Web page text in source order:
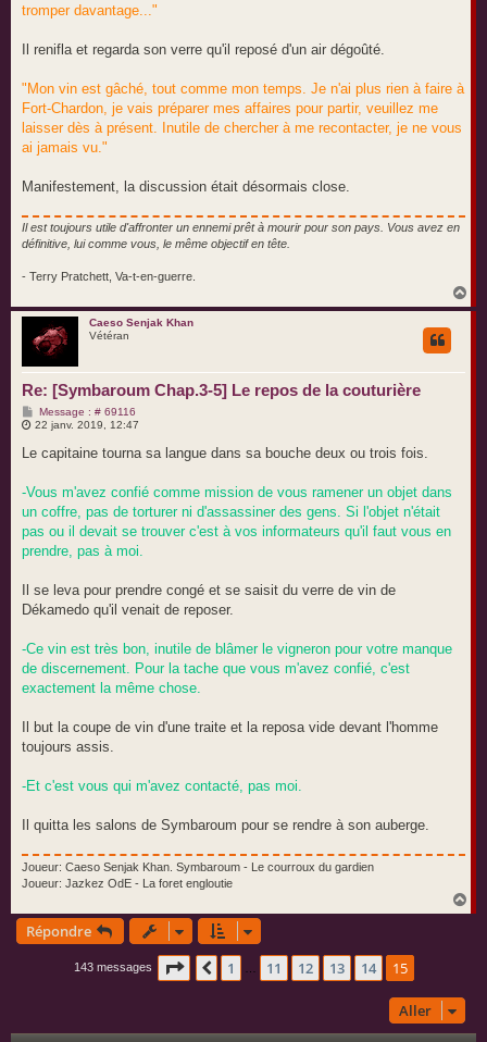
tromper davantage..."
Il renifla et regarda son verre qu'il reposé d'un air dégoûté.
"Mon vin est gâché, tout comme mon temps. Je n'ai plus rien à faire à
Fort-Chardon, je vais préparer mes affaires pour partir, veuillez me
laisser dès à présent. Inutile de chercher à me recontacter, je ne vous
ai jamais vu."
Manifestement, la discussion était désormais close.
Il est toujours utile d'affronter un ennemi prêt à mourir pour son pays. Vous avez en
définitive, lui comme vous, le même objectif en tête.
- Terry Pratchett, Va-t-en-guerre.
a
Caeso Senjak Khan
Vétéran
Re: [Symbaroum Chap.3-5] Le repos de la couturière
Message : # 69116M
e
s
e
22 janv. 2019, 12:47
Le capitaine tourna sa langue dans sa bouche deux ou trois fois.
-Vous m'avez confié comme mission de vous ramener un objet dans
un coffre, pas de torturer ni d'assassiner des gens. Si l'objet n'était
pas ou il devait se trouver c'est à vos informateurs qu'il faut vous en
prendre, pas à moi.
Il se leva pour prendre congé et se saisit du verre de vin de
Dékamedo qu'il venait de reposer.
-Ce vin est très bon, inutile de blâmer le vigneron pour votre manque
de discernement. Pour la tache que vous m'avez confié, c'est
exactement la même chose.
Il but la coupe de vin d'une traite et la reposa vide devant l'homme
toujours assis.
-Et c'est vous qui m'avez contacté, pas moi.
Il quitta les salons de Symbaroum pour se rendre à son auberge.
Joueur: Caeso Senjak Khan. Symbaroum - Le courroux du gardien
Joueur: Jazkez OdE - La foret engloutie
a
Répondre
143 messages Page 15 sur 15
Précédent
1 11 12 13 14 15
Aller